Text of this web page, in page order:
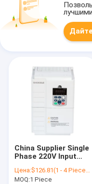
China Supplier Single
Phase 220V Input
2.2KW VFD / Variable
Frequency Drive /
Цена:$126.81(1 - 4 Pieces) $121.83(>=5 Pieces)
MOQ:1 Piece